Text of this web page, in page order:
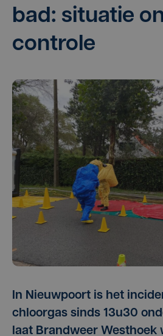
bad: situ­a­tie
controle
In Nieuwpoort is het
chloorgas sinds 13u30
laat Brandweer Westhoek